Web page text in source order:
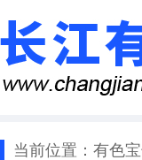
当前位置： 有色